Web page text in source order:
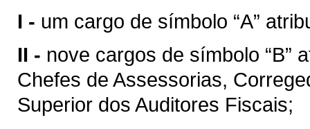
I - um cargo de símbolo “A”
II - nove cargos de símbolo “B”
Chefes de Assessorias,
Superior dos Auditores Fiscais;